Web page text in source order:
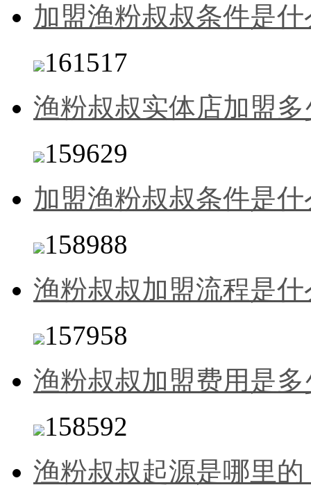
加盟渔粉叔叔条件是
161517
渔粉叔叔实体店加盟
159629
加盟渔粉叔叔条件是
158988
渔粉叔叔加盟流程是
157958
渔粉叔叔加盟费用是
158592
渔粉叔叔起源是哪里